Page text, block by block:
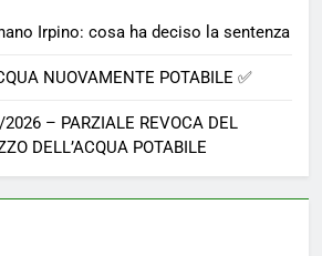
Irpino: cosa ha deciso la sentenza
NUOVAMENTE POTABILE ✅
– PARZIALE REVOCA DEL
DELL’ACQUA POTABILE